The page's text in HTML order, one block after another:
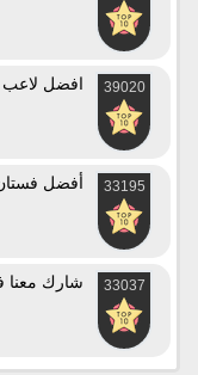
39020 افضل لاعب
33195 أفضل فستان
33037 شارك معنا